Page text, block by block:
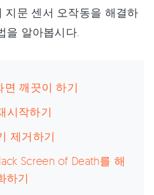
지문 센서 오작동을 해결하
을 알아봅시다.
면 깨끗이 하기
시작하기
제거하기
Screen of Death를 해
하기